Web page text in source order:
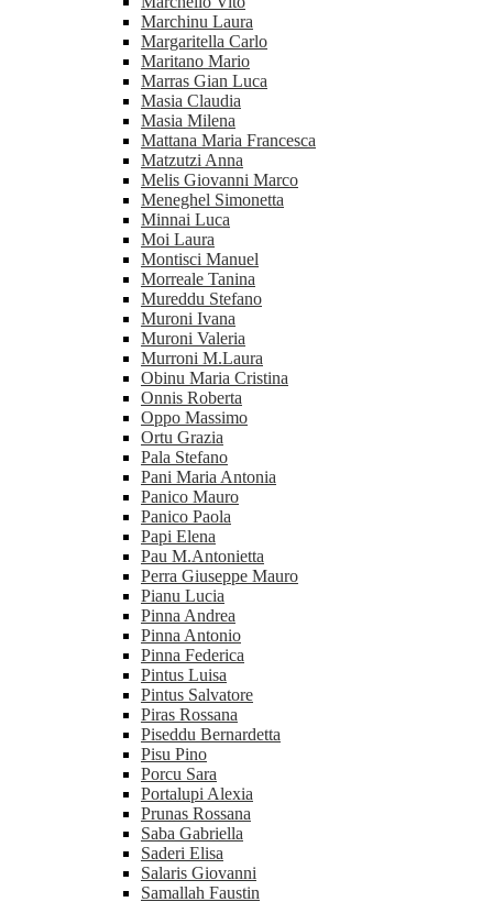
Marchinu Laura
Margaritella Carlo
Maritano Mario
Marras Gian Luca
Masia Claudia
Masia Milena
Mattana Maria Francesca
Matzutzi Anna
Melis Giovanni Marco
Meneghel Simonetta
Minnai Luca
Moi Laura
Montisci Manuel
Morreale Tanina
Mureddu Stefano
Muroni Ivana
Muroni Valeria
Murroni M.Laura
Obinu Maria Cristina
Onnis Roberta
Oppo Massimo
Ortu Grazia
Pala Stefano
Pani Maria Antonia
Panico Mauro
Panico Paola
Papi Elena
Pau M.Antonietta
Perra Giuseppe Mauro
Pianu Lucia
Pinna Andrea
Pinna Antonio
Pinna Federica
Pintus Luisa
Pintus Salvatore
Piras Rossana
Piseddu Bernardetta
Pisu Pino
Porcu Sara
Portalupi Alexia
Prunas Rossana
Saba Gabriella
Saderi Elisa
Salaris Giovanni
Samallah Faustin